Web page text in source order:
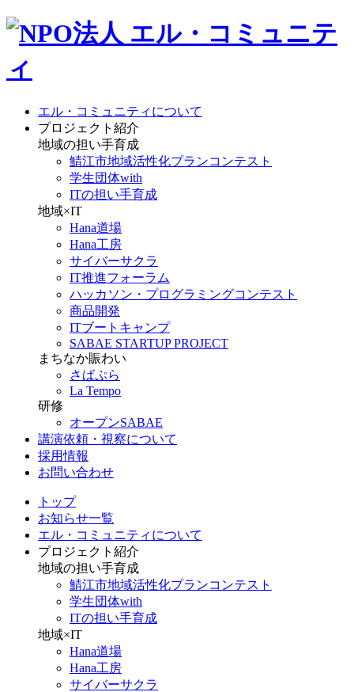
エル・コミュニティについて
プロジェクト紹介
地域の担い手育成
鯖江市地域活性化プランコンテスト
学生団体with
ITの担い手育成
地域×IT
Hana道場
Hana工房
サイバーサクラ
IT推進フォーラム
ハッカソン・プログラミングコンテスト
商品開発
ITブートキャンプ
SABAE STARTUP PROJECT
まちなか賑わい
さばぷら
La Tempo
研修
オープンSABAE
講演依頼・視察について
採用情報
お問い合わせ
トップ
お知らせ一覧
エル・コミュニティについて
プロジェクト紹介
地域の担い手育成
鯖江市地域活性化プランコンテスト
学生団体with
ITの担い手育成
地域×IT
Hana道場
Hana工房
サイバーサクラ